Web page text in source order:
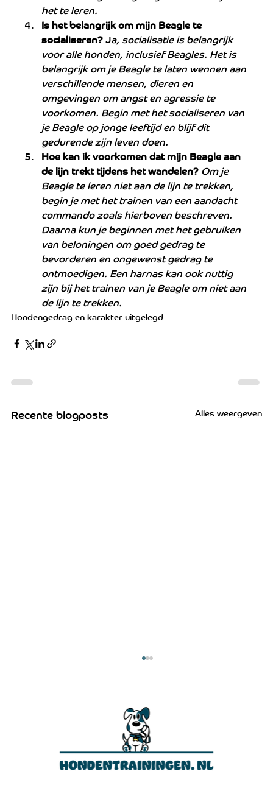
het te leren.
Is het belangrijk om mijn Beagle te
socialiseren? Ja, socialisatie is belangrijk
voor alle honden, inclusief Beagles. Het is
belangrijk om je Beagle te laten wennen aan
verschillende mensen, dieren en
omgevingen om angst en agressie te
voorkomen. Begin met het socialiseren van
je Beagle op jonge leeftijd en blijf dit
gedurende zijn leven doen.
Hoe kan ik voorkomen dat mijn Beagle aan
de lijn trekt tijdens het wandelen?Om je
Beagle te leren niet aan de lijn te trekken,
begin je met het trainen van een aandacht
commando zoals hierboven beschreven.
Daarna kun je beginnen met het gebruiken
van beloningen om goed gedrag te
bevorderen en ongewenst gedrag te
ontmoedigen. Een harnas kan ook nuttig
zijn bij het trainen van je Beagle om niet aan
de lijn te trekken.
Hondengedrag en karakter uitgelegd
Recente blogposts Alles weergeven